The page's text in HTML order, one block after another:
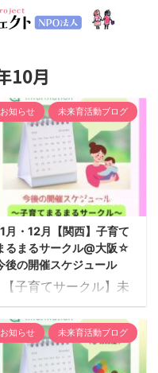
10月
お知らせ 未来育活動ブログ
2024/11/29
月・12月【関西】子育て
るまるサークル@大阪☆
後の開催スケジュール
【子育てサークル】未
育KANSAIの活動を榊
奈々子さんとスタート
ます！ ◆11月26日
（火） 親子で ほっと
お知らせ 未来育活動ブログ